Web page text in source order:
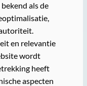
als de
en relevantie
wordt
heeft
aspecten